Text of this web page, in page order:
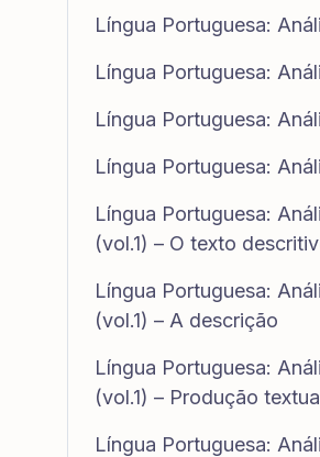
Língua Portuguesa:
Língua Portuguesa:
Língua Portuguesa:
Língua Portuguesa:
Língua Portuguesa:
(vol.1) – O texto
Língua Portuguesa:
(vol.1) – A descrição
Língua Portuguesa:
(vol.1) – Produção
Língua Portuguesa: